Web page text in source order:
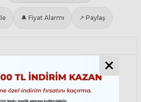
🔔 Fiyat Alarmı ↗ Paylaş
Metal Güneş Gözlüğü,
,Köşeli Güneş Gözlüğü,
Satanlar